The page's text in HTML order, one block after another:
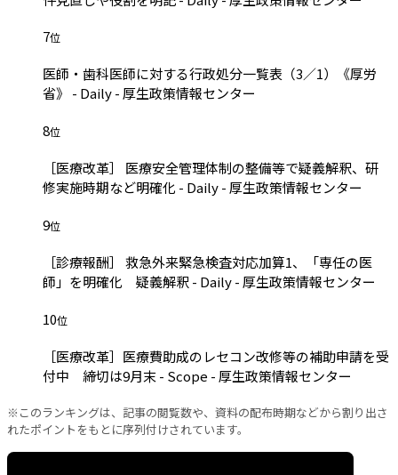
7位
医師・歯科医師に対する行政処分一覧表（3／1）《厚労
省》 - Daily - 厚生政策情報センター
8位
［医療改革］ 医療安全管理体制の整備等で疑義解釈、研
修実施時期など明確化 - Daily - 厚生政策情報センター
9位
［診療報酬］ 救急外来緊急検査対応加算1、「専任の医
師」を明確化 疑義解釈 - Daily - 厚生政策情報センター
10位
［医療改革］医療費助成のレセコン改修等の補助申請を受
付中 締切は9月末 - Scope - 厚生政策情報センター
※このランキングは、記事の閲覧数や、資料の配布時期などから割り出さ
れたポイントをもとに序列付けされています。